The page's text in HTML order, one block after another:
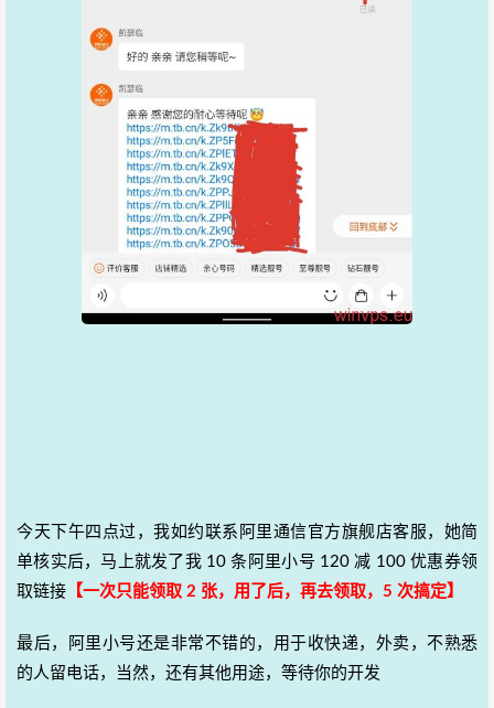
今天下午四点过，我如约联系阿里通信官方旗舰店客服，她简
单核实后，马上就发了我 10 条阿里小号 120 减 100 优惠券领
取链接 【一次只能领取 2 张，用了后，再去领取，5 次搞定】
最后，阿里小号还是非常不错的，用于收快递，外卖，不熟悉
的人留电话，当然，还有其他用途，等待你的开发